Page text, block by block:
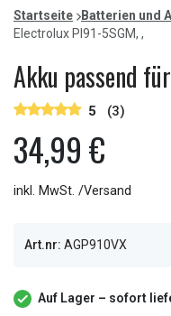
of
5
Startseite Batterien und
Electrolux PI91-5SGM, ,
Akku passend
5 (3)
34,99 €
inkl. MwSt. /Versand
Art.nr: AGP910VX
Auf Lager – sofort